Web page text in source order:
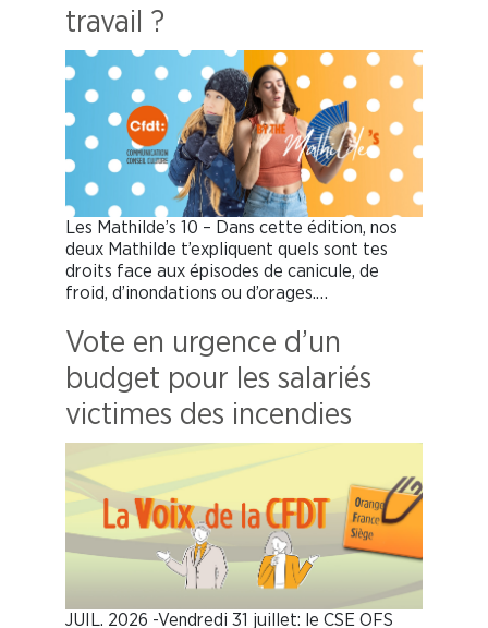
travail ?
Les Mathilde’s 10 – Dans cette édition, nos
deux Mathilde t’expliquent quels sont tes
droits face aux épisodes de canicule, de
froid, d’inondations ou d’orages.…
Vote en urgence d’un
budget pour les salariés
victimes des incendies
JUIL. 2026 -Vendredi 31 juillet: le CSE OFS